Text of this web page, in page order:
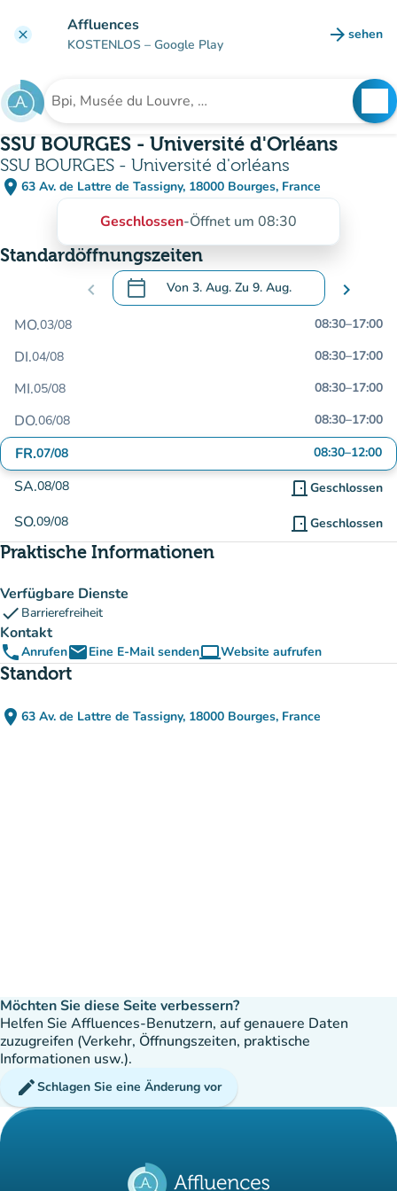
clear Affluences
KOSTENLOS – Google Play arrow_forward sehen
(new
Suche nach einer Einrichtung
SSU BOURGES - Université d'Orléans
SSU BOURGES - Université d'orléans
place 63 Av. de Lattre de Tassigny, 18000 Bourges, France
(in Google Maps öffnen)
(new tab)
Geschlossen-Öffnet um 08:30
Standardöffnungszeiten
chevron_left calendar_today Von 3. Aug. Zu 9. Aug.
.Öffnen Sie den Kalender, um Daten zu
chevron_right
MO.03/08 08:30–17:00
DI.04/08 08:30–17:00
MI.05/08 08:30–17:00
DO.06/08 08:30–17:00
FR.07/08 08:30–12:00
SA.08/08 door_front Geschlossen
SO.09/08 door_front Geschlossen
Praktische Informationen
Verfügbare Dienste
check Barrierefreiheit
Kontakt
phoneAnrufenemailEine E-Mail sendencomputerWebsite aufrufen
(new tab)
Standort
place 63 Av. de Lattre de Tassigny, 18000 Bourges, France
(in Google Maps öffnen)
(new tab)
Möchten Sie diese Seite verbessern?
Helfen Sie Affluences-Benutzern, auf genauere Daten
zuzugreifen (Verkehr, Öffnungszeiten, praktische
Informationen usw.).
editSchlagen Sie eine Änderung vor